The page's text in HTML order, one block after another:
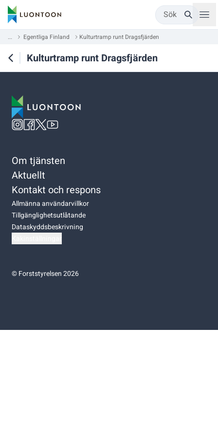
Sök
... Egentliga Finland Kulturtramp runt Dragsfjärden
Kulturtramp runt Dragsfjärden
Om tjänsten
Aktuellt
Kontakt och respons
Allmänna användarvillkor
Tillgänglighetsutlåtande
Dataskyddsbeskrivning
©Forststyrelsen 2026